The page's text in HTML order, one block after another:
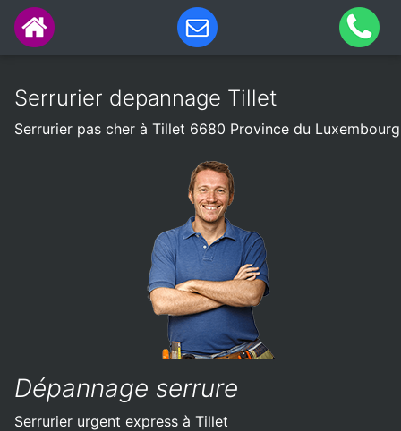
Serrurier depannage Tillet
Serrurier pas cher à Tillet 6680 Province du Luxembourg
Dépannage serrure
Serrurier urgent express à Tillet